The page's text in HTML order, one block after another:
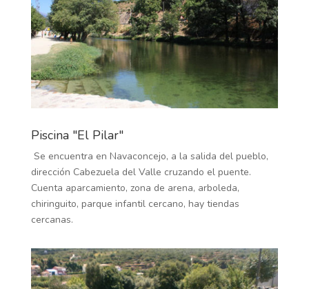
Piscina "El Pilar"
Se encuentra en Navaconcejo, a la salida del pueblo,
dirección Cabezuela del Valle cruzando el puente.
Cuenta aparcamiento, zona de arena, arboleda,
chiringuito, parque infantil cercano, hay tiendas
cercanas.